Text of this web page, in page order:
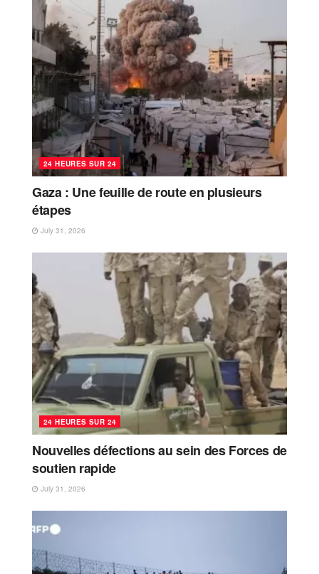
24 HEURES SUR 24
Gaza : Une feuille de route en plusieurs
étapes
July 31, 2026
24 HEURES SUR 24
Nouvelles défections au sein des Forces de
soutien rapide
July 31, 2026